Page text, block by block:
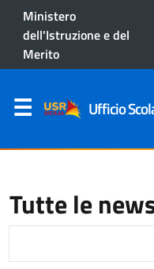
Ministero
dell'Istruzione e del
Merito
Ufficio
Tutte le